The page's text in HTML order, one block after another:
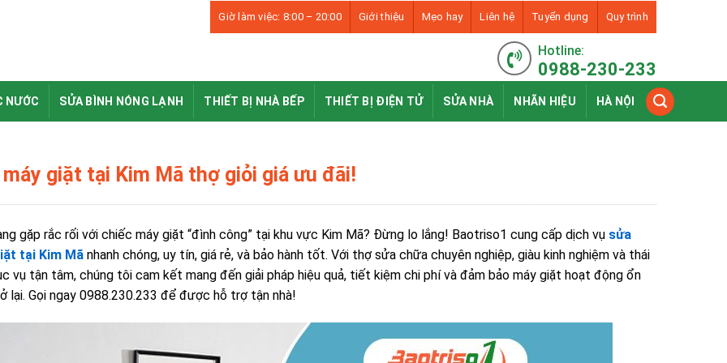
Giờ làm việc: 8:00 – 20:00 Giới thiệu Mẹo hay Liên hệ Tuyển dụng Quy trình
Hotline:
0988-230-233
NƯỚC SỬA BÌNH NÓNG LẠNH THIẾT BỊ NHÀ BẾP THIẾT BỊ ĐIỆN TỬ SỬA NHÀ NHÃN HIỆU HÀ NỘI
máy giặt tại Kim Mã thợ giỏi giá ưu đãi!
gặp rắc rối với chiếc máy giặt “đình công” tại khu vực Kim Mã? Đừng lo lắng! Baotriso1 cung cấp dịch vụ sửa
tại Kim Mãnhanh chóng, uy tín, giá rẻ, và bảo hành tốt. Với thợ sửa chữa chuyên nghiệp, giàu kinh nghiệm và thái
vụ tận tâm, chúng tôi cam kết mang đến giải pháp hiệu quả, tiết kiệm chi phí và đảm bảo máy giặt hoạt động ổn
lại. Gọi ngay 0988.230.233 để được hỗ trợ tận nhà!